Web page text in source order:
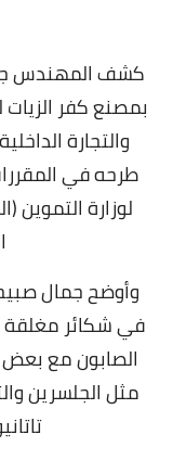
كشف المهندس
بمصنع كفر الزيات
والتجارة
طرحه في
لوزارة
وأوضح جمال
الصابون مع بعض
مثل الجلسرين